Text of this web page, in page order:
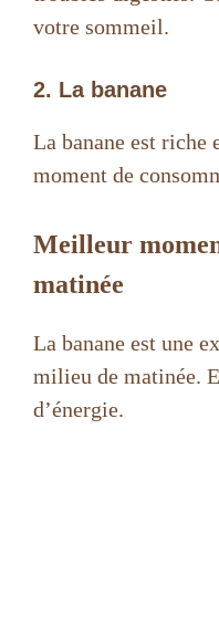
votre sommeil.
2. La banane
La banane est riche
moment de
Meilleur
matinée
La banane est une
milieu de matinée.
d’énergie.